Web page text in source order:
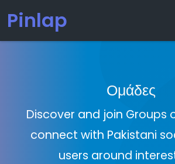
Pinlap
Ομάδες
Discover and join Groups
connect with Pakistani
users around